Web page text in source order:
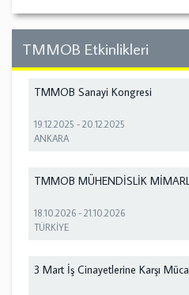
TMMOB Etkinlikleri
TMMOB Sanayi Kongresi
19.12.2025 -20.12.2025
ANKARA
TMMOB MÜHENDİSLİK
18.10.2026 -21.10.2026
TÜRKİYE
3 Mart İş Cinayetlerine Karşı